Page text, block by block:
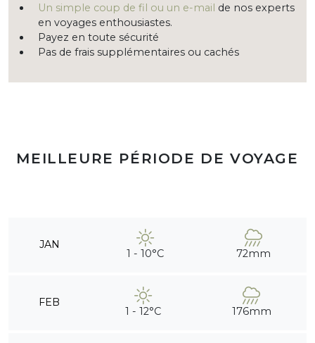
Un simple coup de fil ou un e-mail de nos experts
en voyages enthousiastes.
Payez en toute sécurité
Pas de frais supplémentaires ou cachés
MEILLEURE PÉRIODE DE VOYAGE
JAN
1 - 10°C 72mm
FEB
1 - 12°C 176mm